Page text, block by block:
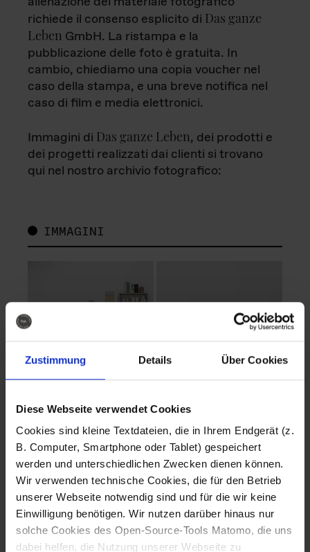
Zustimmung Details Über Cookies
Diese Webseite verwendet Cookies
Cookies sind kleine Textdateien, die in Ihrem Endgerät (z.
B. Computer, Smartphone oder Tablet) gespeichert
werden und unterschiedlichen Zwecken dienen können.
Wir verwenden technische Cookies, die für den Betrieb
unserer Webseite notwendig sind und für die wir keine
Einwilligung benötigen. Wir nutzen darüber hinaus nur
solche Cookies des Open-Source-Tools Matomo, die uns
dabei helfen, die Nutzung unserer Webseite zu
richiede il consenso esplicito di Das ganze
Leben GmbH. La ristampa e la
pubblicazione delle foto è gratuita. In
cambio, chiediamo una copia voucher nel
caso della stampa, e una breve notifica nel
caso di film e media elettronici.
Immagini di Das ganze Leben, dei prodotti e
dei progetti realizzati dai clienti si trovano
qui nel nostro archivio fotografico:
IMMAGINI
Fotografo: Lorenz
Sternbach
Download
Fotografo: Lorenz
Sternbach
Download